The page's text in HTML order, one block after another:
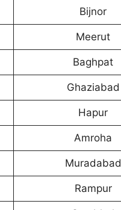
Bijnor
Meerut
Baghpat
Ghaziabad
Hapur
Amroha
Muradabad
Rampur